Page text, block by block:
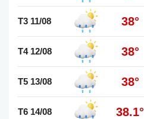
T3 11/08 38°
T4 12/08 38°
T5 13/08 38°
T6 14/08 38.1°